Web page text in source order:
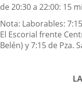
de 20:30 a 22:00: 15
Nota: Laborables:
El Escorial frente
Belén) y 7:15 de Pza.